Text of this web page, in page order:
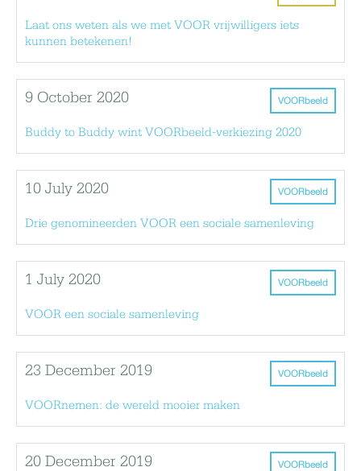
Laat ons weten als we met VOOR vrijwilligers iets
kunnen betekenen!
VOORbeeld
9 October 2020
Buddy to Buddy wint VOORbeeld-verkiezing 2020
VOORbeeld
10 July 2020
Drie genomineerden VOOR een sociale samenleving
VOORbeeld
1 July 2020
VOOR een sociale samenleving
VOORbeeld
23 December 2019
VOORnemen: de wereld mooier maken
VOORbeeld
20 December 2019